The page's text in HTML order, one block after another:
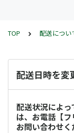
TOP 配送につい
配送日時を変
配送状況によ
は、お電話【
お問い合わせく